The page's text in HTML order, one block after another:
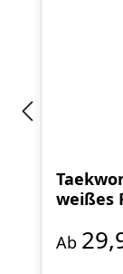
weißes
Ab